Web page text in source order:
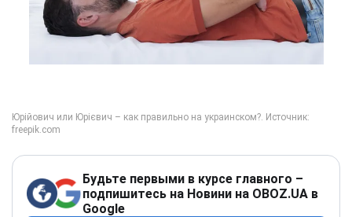
Будьте первыми в курсе главного –
подпишитесь на Новини на OBOZ.UA в
Google